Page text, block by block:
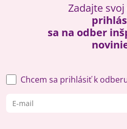
Zadajte
sa na odber
Chcem sa prihlásiť k